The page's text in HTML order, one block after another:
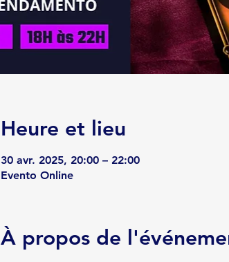
Heure et lieu
30 avr. 2025, 20:00 – 22:00
Evento Online
À propos de